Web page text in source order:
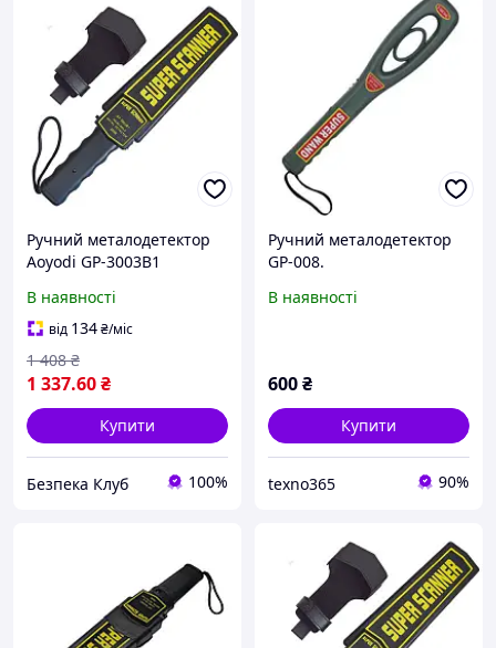
Ручний металодетектор
Aoyodi GP-3003B1
В наявності
від 134₴/міс
1 337.60₴
1 408 ₴
Купити
Безпека Клуб 100%
Ручний металодетектор
GP-008.
В наявності
600₴
Купити
texno365 90%